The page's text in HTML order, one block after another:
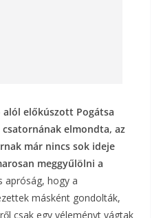
alól előkúszott Pogátsa
csatornának elmondta, az
már nincs sok ideje
meggyűlölni a
apróság, hogy a
másként gondolták,
csak egy véleményt vágtak